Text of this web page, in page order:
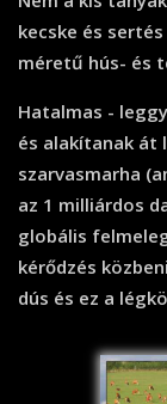
kecske és
méretű hús- és
Hatalmas -
és alakítanak át
szarvasmarha
az 1 milliárdos
globális
kérődzés
dús és ez a